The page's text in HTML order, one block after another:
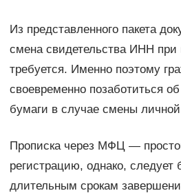
Из представленного пакета
смена свидетельства ИНН при
требуется. Именно поэтому
своевременно позаботиться
бумаги в случае смены
Прописка через МФЦ —
регистрацию, однако, следует
длительным срокам